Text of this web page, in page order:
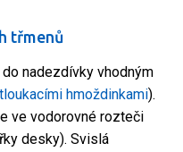
třmenů
nadezdívky vhodným
hmoždinkami).
ve vodorovné rozteči
desky). Svislá